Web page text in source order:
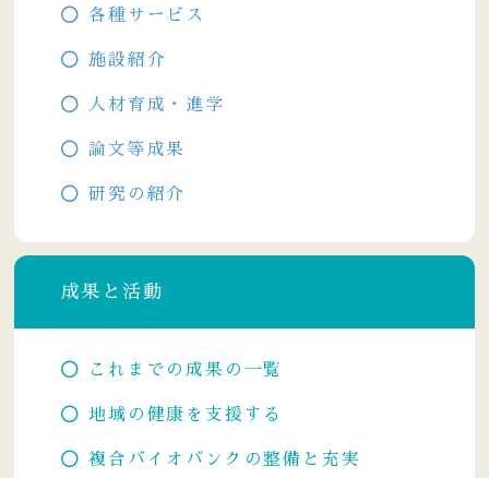
各種サービス
施設紹介
人材育成・進学
論文等成果
研究の紹介
成果と活動
これまでの成果の一覧
地域の健康を支援する
複合バイオバンクの整備と充実